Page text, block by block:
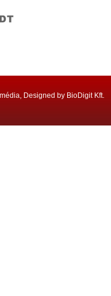
Designed by BioDigit Kft.